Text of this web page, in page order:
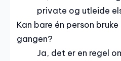
private og utleide
Kan bare én person
gangen?
Ja, det er en regel